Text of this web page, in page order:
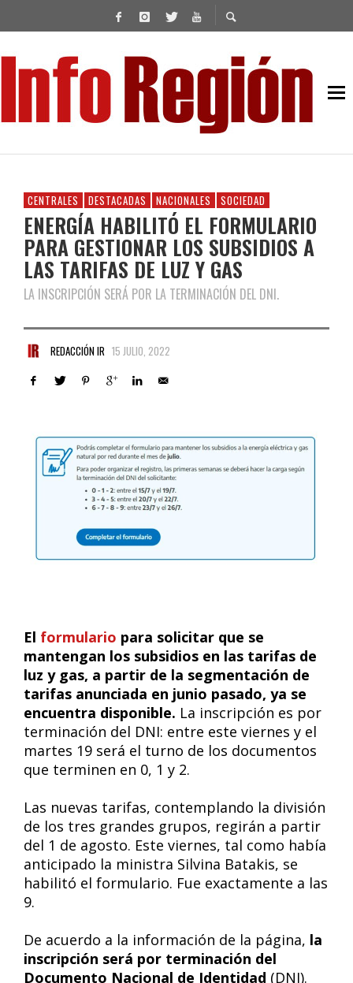
CENTRALES DESTACADAS NACIONALES SOCIEDAD
ENERGÍA HABILITÓ EL FORMULARIO
PARA GESTIONAR LOS SUBSIDIOS A
LAS TARIFAS DE LUZ Y GAS
LA INSCRIPCIÓN SERÁ POR LA TERMINACIÓN DEL DNI.
REDACCIÓN IR 15 JULIO, 2022
El formulario para solicitar que se
mantengan los subsidios en las tarifas de
luz y gas, a partir de la segmentación de
tarifas anunciada en junio pasado, ya se
encuentra disponible. La inscripción es por
terminación del DNI: entre este viernes y el
martes 19 será el turno de los documentos
que terminen en 0, 1 y 2.
Las nuevas tarifas, contemplando la división
de los tres grandes grupos, regirán a partir
del 1 de agosto. Este viernes, tal como había
anticipado la ministra Silvina Batakis, se
habilitó el formulario. Fue exactamente a las
9.
De acuerdo a la información de la página, la
inscripción será por terminación del
Documento Nacional de Identidad (DNI).